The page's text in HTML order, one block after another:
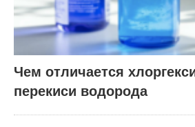
Чем отличается
перекиси водорода